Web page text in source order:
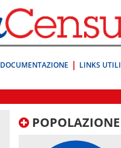
DOCUMENTAZIONE LINKS UTILI
POPOLAZIONE